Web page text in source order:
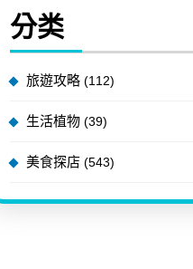
分类
旅遊攻略 (112)
生活植物 (39)
美食探店 (543)